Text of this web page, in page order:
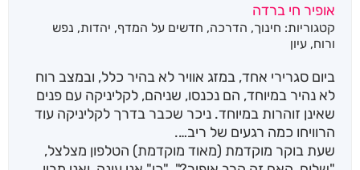
מבוסס על
דירוגים של
לקוחות
אופיר חי ברדה
קטגוריות: חינוך, הדרכה, חדשים על המדף, יהדות, נפש
ורוח, עיון
ביום סגרירי אחד, במזג אוויר לא בהיר כלל, ובמצב רוח
לא נהיר במיוחד, הם נכנסו, שניהם, לקליניקה עם פנים
שאינן זוהרות במיוחד. ניכר שכבר בדרך לקליניקה עוד
הרוויחו כמה רגעים של ריב….
שעת בוקר מוקדמת (מאוד מוקדמת) הטלפון מצלצל,